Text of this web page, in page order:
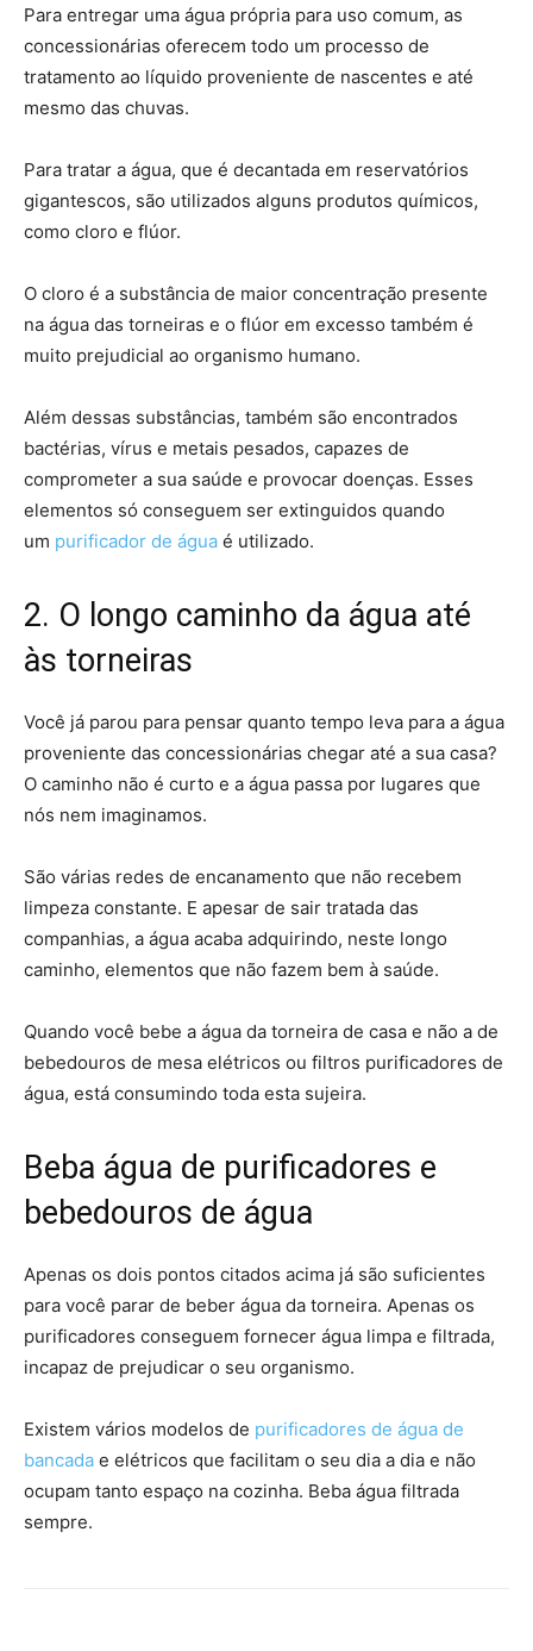
Para entregar uma água própria para uso comum, as
concessionárias oferecem todo um processo de
tratamento ao líquido proveniente de nascentes e até
mesmo das chuvas.
Para tratar a água, que é decantada em reservatórios
gigantescos, são utilizados alguns produtos químicos,
como cloro e flúor.
O cloro é a substância de maior concentração presente
na água das torneiras e o flúor em excesso também é
muito prejudicial ao organismo humano.
Além dessas substâncias, também são encontrados
bactérias, vírus e metais pesados, capazes de
comprometer a sua saúde e provocar doenças. Esses
elementos só conseguem ser extinguidos quando
um purificador de água é utilizado.
2. O longo caminho da água até
às torneiras
Você já parou para pensar quanto tempo leva para a água
proveniente das concessionárias chegar até a sua casa?
O caminho não é curto e a água passa por lugares que
nós nem imaginamos.
São várias redes de encanamento que não recebem
limpeza constante. E apesar de sair tratada das
companhias, a água acaba adquirindo, neste longo
caminho, elementos que não fazem bem à saúde.
Quando você bebe a água da torneira de casa e não a de
bebedouros de mesa elétricos ou filtros purificadores de
água, está consumindo toda esta sujeira.
Beba água de purificadores e
bebedouros de água
Apenas os dois pontos citados acima já são suficientes
para você parar de beber água da torneira. Apenas os
purificadores conseguem fornecer água limpa e filtrada,
incapaz de prejudicar o seu organismo.
Existem vários modelos de purificadores de água de
bancada e elétricos que facilitam o seu dia a dia e não
ocupam tanto espaço na cozinha. Beba água filtrada
sempre.